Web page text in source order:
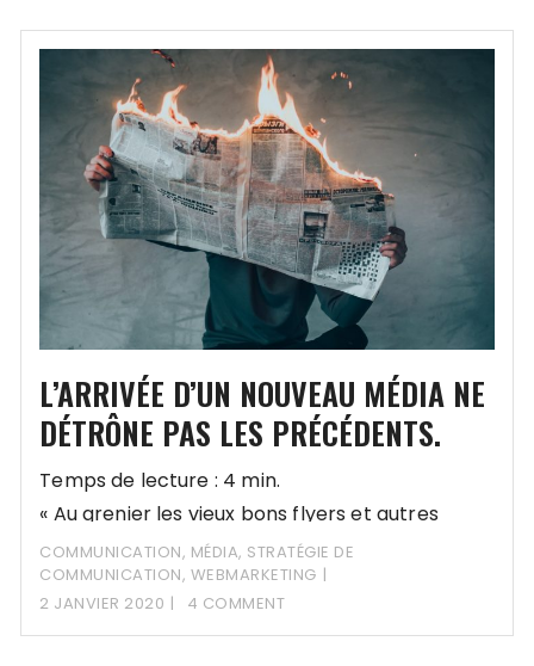
L’ARRIVÉE D’UN NOUVEAU MÉDIA NE
DÉTRÔNE PAS LES PRÉCÉDENTS.
Temps de lecture : 4 min.
« Au grenier les vieux bons flyers et autres
pubs…
COMMUNICATION, MÉDIA, STRATÉGIE DE
COMMUNICATION, WEBMARKETING
2 JANVIER 2020
4 COMMENT